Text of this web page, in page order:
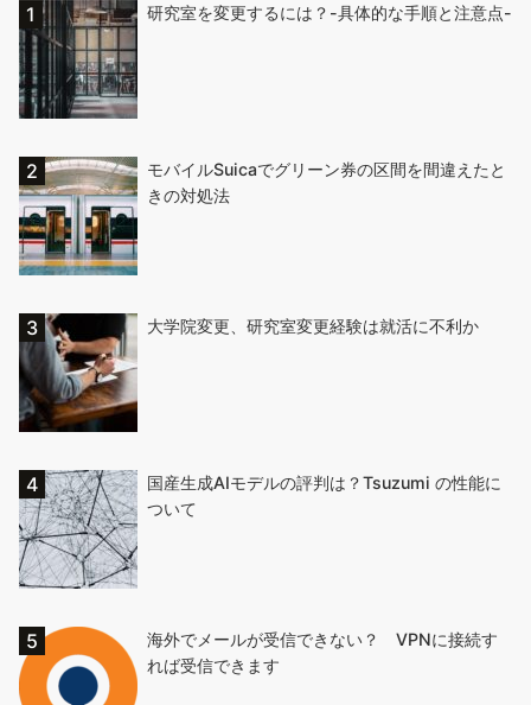
研究室を変更するには？-具体的な手順と注意点-
モバイルSuicaでグリーン券の区間を間違えたと
きの対処法
大学院変更、研究室変更経験は就活に不利か
国産生成AIモデルの評判は？Tsuzumi の性能に
ついて
海外でメールが受信できない？ VPNに接続す
れば受信できます